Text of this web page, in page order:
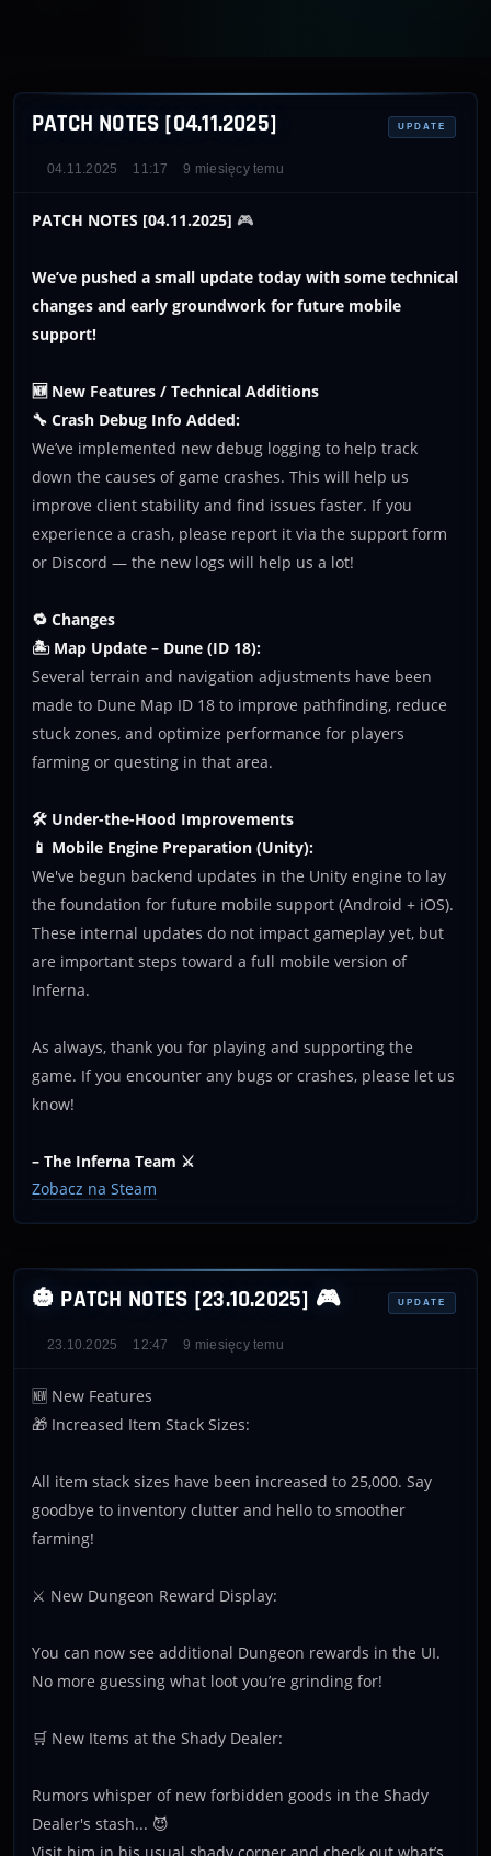
PATCH NOTES [04.11.2025] UPDATE
04.11.2025 11:17 9 miesięcy temu
PATCH NOTES [04.11.2025] 🎮
We’ve pushed a small update today with some technical
changes and early groundwork for future mobile
support!
🆕 New Features / Technical Additions
🔧 Crash Debug Info Added:
We’ve implemented new debug logging to help track
down the causes of game crashes. This will help us
improve client stability and find issues faster. If you
experience a crash, please report it via the support form
or Discord — the new logs will help us a lot!
🔁 Changes
🏝️ Map Update – Dune (ID 18):
Several terrain and navigation adjustments have been
made to Dune Map ID 18 to improve pathfinding, reduce
stuck zones, and optimize performance for players
farming or questing in that area.
🛠️ Under-the-Hood Improvements
📱 Mobile Engine Preparation (Unity):
We've begun backend updates in the Unity engine to lay
the foundation for future mobile support (Android + iOS).
These internal updates do not impact gameplay yet, but
are important steps toward a full mobile version of
Inferna.
As always, thank you for playing and supporting the
game. If you encounter any bugs or crashes, please let us
know!
– The Inferna Team ⚔️
Zobacz na Steam
🎃 PATCH NOTES [23.10.2025] 🎮 UPDATE
23.10.2025 12:47 9 miesięcy temu
🆕 New Features
🎁 Increased Item Stack Sizes:
All item stack sizes have been increased to 25,000. Say
goodbye to inventory clutter and hello to smoother
farming!
⚔️ New Dungeon Reward Display:
You can now see additional Dungeon rewards in the UI.
No more guessing what loot you’re grinding for!
🛒 New Items at the Shady Dealer:
Rumors whisper of new forbidden goods in the Shady
Dealer's stash... 😈